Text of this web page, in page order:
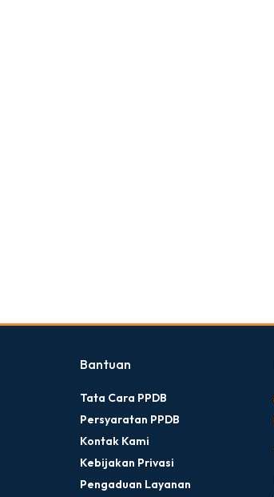
Bantuan
Tata Cara PPDB
Persyaratan PPDB
Kontak Kami
Kebijakan Privasi
Pengaduan Layanan